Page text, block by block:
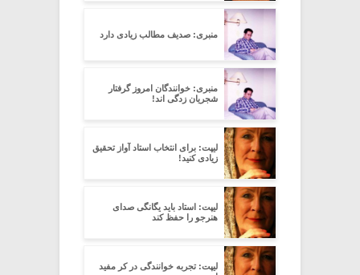
منبری: صدیف مطالب زیادی دارد
منبری: خوانندگان امروز گرفتار
شجریان زدگی اند!
لیپت: برای انتخاب استاد آواز تحقیق
زیادی کنید!
لیپت: استاد باید یگانگی صدای
هنرجو را حفظ کند
لیپت: تجربه خوانندگی در کر مفید